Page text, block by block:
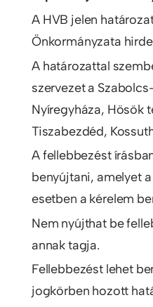
A HVB jelen
Önkormányzata
A határozattal
szervezet a
Nyíregyháza, Hösök
Tiszabezdéd,
A fellebbezést
benyújtani, amelyet
esetben a kérelem
Nem nyújthat be
annak tagja.
Fellebbezést lehet
jogkörben hozott